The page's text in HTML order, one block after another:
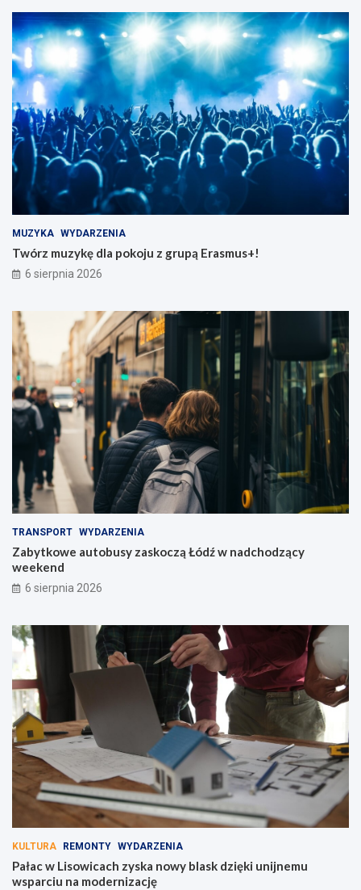
MUZYKA WYDARZENIA
Twórz muzykę dla pokoju z grupą Erasmus+!
6 sierpnia 2026
TRANSPORT WYDARZENIA
Zabytkowe autobusy zaskoczą Łódź w nadchodzący
weekend
6 sierpnia 2026
KULTURA REMONTY WYDARZENIA
Pałac w Lisowicach zyska nowy blask dzięki unijnemu
wsparciu na modernizację